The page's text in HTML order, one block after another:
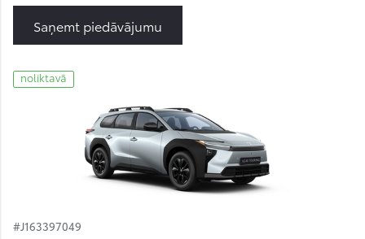
Saņemt piedāvājumu
noliktavā
#J163397049